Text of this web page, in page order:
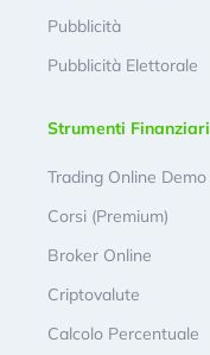
Pubblicità
Pubblicità Elettorale
Strumenti Finanziari
Trading Online Demo
Corsi (Premium)
Broker Online
Criptovalute
Calcolo Percentuale